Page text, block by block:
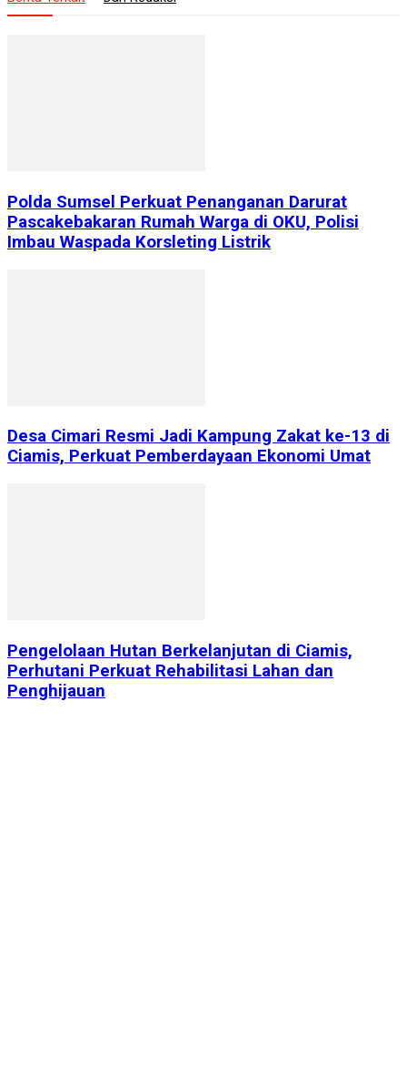
Polda Sumsel Perkuat Penanganan Darurat
Pascakebakaran Rumah Warga di OKU, Polisi
Imbau Waspada Korsleting Listrik
Desa Cimari Resmi Jadi Kampung Zakat ke-13 di
Ciamis, Perkuat Pemberdayaan Ekonomi Umat
Pengelolaan Hutan Berkelanjutan di Ciamis,
Perhutani Perkuat Rehabilitasi Lahan dan
Penghijauan